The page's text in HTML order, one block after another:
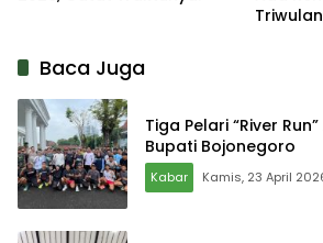
Baca Juga
Tiga Pelari “River
Bupati Bojonegoro
Kabar Kamis, 23 April